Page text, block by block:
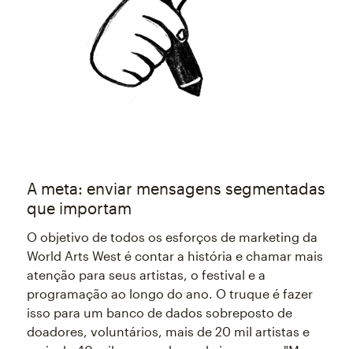
A meta: enviar mensagens segmentadas
que importam
O objetivo de todos os esforços de marketing da
World Arts West é contar a história e chamar mais
atenção para seus artistas, o festival e a
programação ao longo do ano. O truque é fazer
isso para um banco de dados sobreposto de
doadores, voluntários, mais de 20 mil artistas e